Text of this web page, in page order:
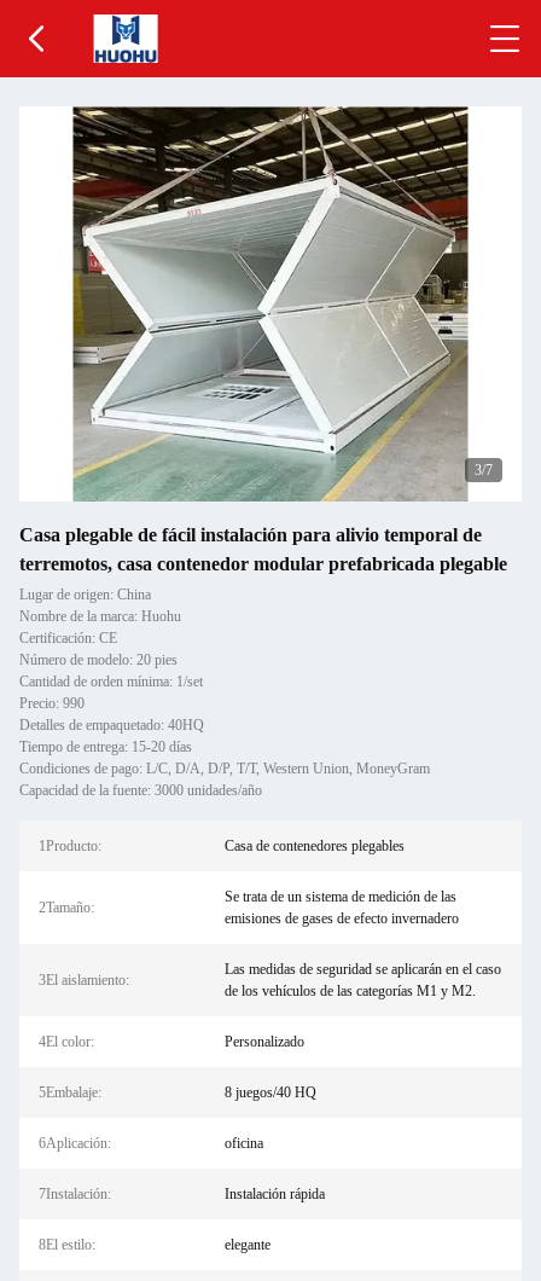
3/7
Casa plegable de fácil instalación para alivio temporal de
terremotos, casa contenedor modular prefabricada plegable
Lugar de origen: China
Nombre de la marca: Huohu
Certificación: CE
Número de modelo: 20 pies
Cantidad de orden mínima: 1/set
Precio: 990
Detalles de empaquetado: 40HQ
Tiempo de entrega: 15-20 días
Condiciones de pago: L/C, D/A, D/P, T/T, Western Union, MoneyGram
Capacidad de la fuente: 3000 unidades/año
1Producto: Casa de contenedores plegables
2Tamaño:
Se trata de un sistema de medición de las
emisiones de gases de efecto invernadero
3El aislamiento:
Las medidas de seguridad se aplicarán en el caso
de los vehículos de las categorías M1 y M2.
4El color: Personalizado
5Embalaje: 8 juegos/40 HQ
6Aplicación: oficina
7Instalación: Instalación rápida
8El estilo: elegante